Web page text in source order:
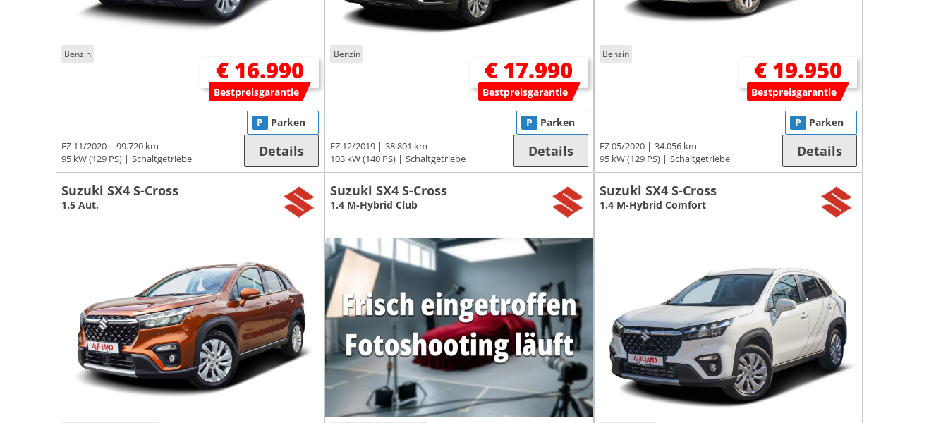
Benzin
€ 16.990
Bestpreisgarantie
EZ 11/2020
99.720 km
95 kW (129 PS)
Schaltgetriebe
P Parken
Details
Benzin
€ 17.990
Bestpreisgarantie
EZ 12/2019
38.801 km
103 kW (140 PS)
Schaltgetriebe
P Parken
Details
Benzin
€ 19.950
Bestpreisgarantie
EZ 05/2020
34.056 km
95 kW (129 PS)
Schaltgetriebe
P Parken
Details
Suzuki SX4 S-Cross
1.5 Aut.
Suzuki SX4 S-Cross
1.4 M-Hybrid Club
Suzuki SX4 S-Cross
1.4 M-Hybrid Comfort